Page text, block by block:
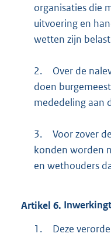
organisaties die
uitvoering en
wetten zijn
2.
Over de
doen
mededeling aan
3.
Voor zover
konden worden
en wethouders
Artikel 6.
1.
Deze